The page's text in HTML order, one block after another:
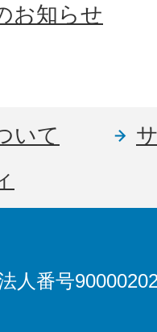
お知らせ
いて
人番号